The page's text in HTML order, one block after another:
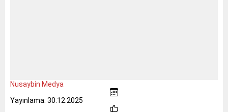
Nusaybin Medya
Yayınlama: 30.12.2025